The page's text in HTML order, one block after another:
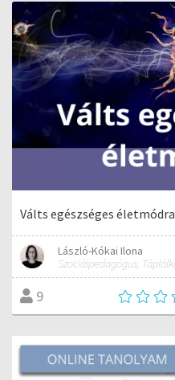
Válts egészséges életmódra
László-Kókai Ilona
9